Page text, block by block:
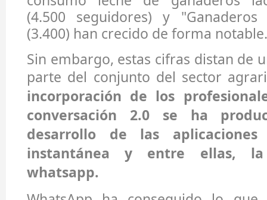
(4.500 seguidores) y "Ganaderos
(3.400) han crecido de forma notable.
Sin embargo, estas cifras distan de
parte del conjunto del sector
incorporación de los
conversación 2.0 se ha
desarrollo de las
instantánea y entre ellas,
whatsapp.